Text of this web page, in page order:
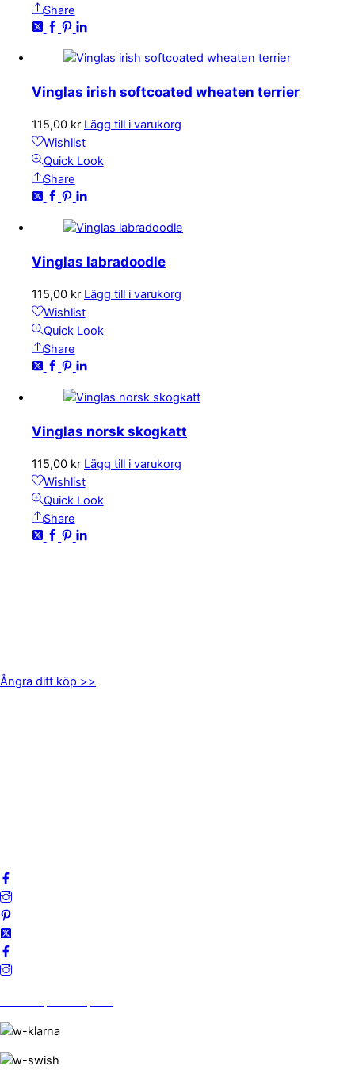
Share
Vinglas irish softcoated wheaten terrier
115,00 kr Lägg till i varukorg
Wishlist
Quick Look
Share
Vinglas labradoodle
115,00 kr Lägg till i varukorg
Wishlist
Quick Look
Share
Vinglas norsk skogkatt
115,00 kr Lägg till i varukorg
Wishlist
Quick Look
Share
Ångra ditt köp >>